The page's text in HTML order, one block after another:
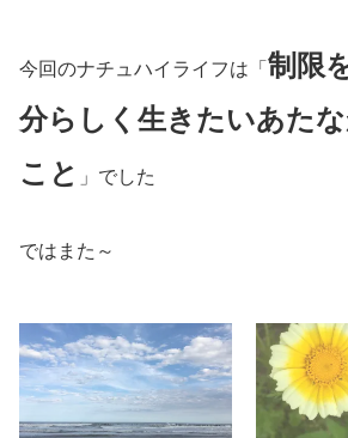
今回のナチュハイライフは「 制限
分らしく生きたいあた
こと
」でした
ではまた～